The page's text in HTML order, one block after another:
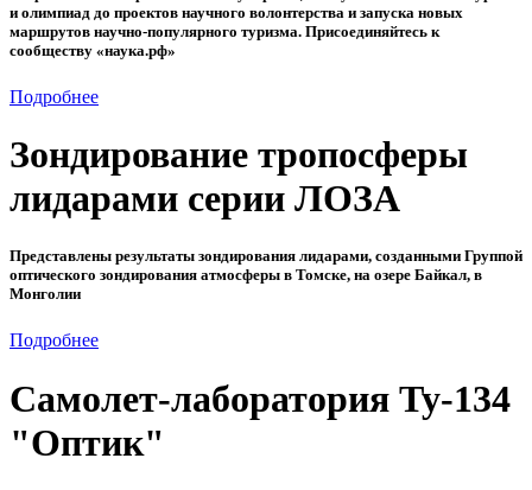
и олимпиад до проектов научного волонтерства и запуска новых
маршрутов научно-популярного туризма. Присоединяйтесь к
сообществу «наука.рф»
Подробнее
Зондирование тропосферы
лидарами серии ЛОЗА
Представлены результаты зондирования лидарами, созданными Группой
оптического зондирования атмосферы в Томске, на озере Байкал, в
Монголии
Подробнее
Самолет-лаборатория Ту-134
"Оптик"